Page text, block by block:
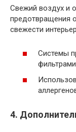
Свежий воздух и
предотвращения
свежести
Системы
4.